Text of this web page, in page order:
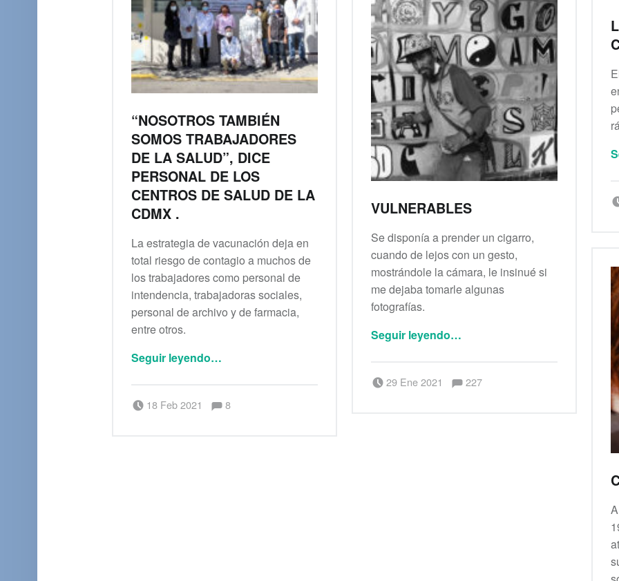
“NOSOTROS TAMBIÉN
SOMOS TRABAJADORES
DE LA SALUD”, DICE
PERSONAL DE LOS
CENTROS DE SALUD DE LA
CDMX .
La estrategia de vacunación deja en
total riesgo de contagio a muchos de
los trabajadores como personal de
intendencia, trabajadoras sociales,
personal de archivo y de farmacia,
entre otros.
Seguir leyendo““Nosotros también somos trabajadores de la salud”, dice personal de los Centros de Salud de la CDMX .”
…
18 Feb 2021 Escrito por:
admin Comentarios:
8
VULNERABLES
Se disponía a prender un cigarro,
cuando de lejos con un gesto,
mostrándole la cámara, le insinué si
me dejaba tomarle algunas
fotografías.
Seguir leyendo…
29 Ene 2021 Escrito por:
Berenice Alianza Comentarios:
227